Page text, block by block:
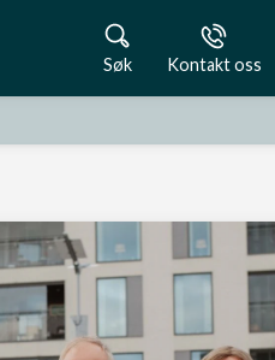
Søk Kontakt oss